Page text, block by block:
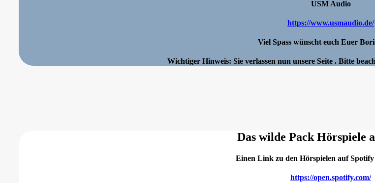
USM Audio
https://www.usmaudio.de/
Viel Spass wünscht euch Euer
Wichtiger Hinweis: Sie verlassen nun unsere Seite . Bitte
Das wilde Pack Hörspiele
Einen Link zu den Hörspielen auf
https://open.spotify.com/